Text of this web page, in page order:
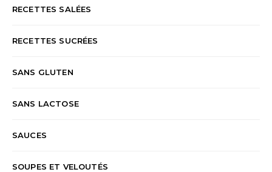
RECETTES SALÉES
RECETTES SUCRÉES
SANS GLUTEN
SANS LACTOSE
SAUCES
SOUPES ET VELOUTÉS